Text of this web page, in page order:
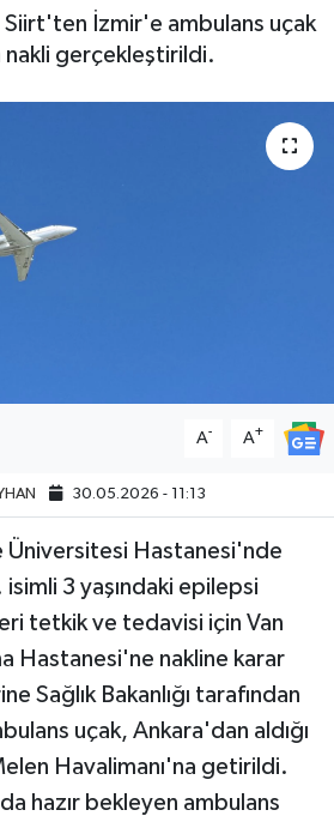
İzmir'e ambulans uçak
nakli gerçekleştirildi.
A- A+
30.05.2026 - 11:13
Hastanesi'nde
3 yaşındaki epilepsi
tetkik ve tedavisi için Van
Hastanesi'ne nakline karar
Sağlık Bakanlığı tarafından
uçak, Ankara'dan aldığı
Havalimanı'na getirildi.
hazır bekleyen ambulans